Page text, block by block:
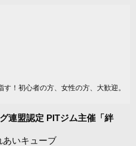
！初心者の方、女性の方、大歓迎。
連盟認定 PITジム主催「絆
いキューブ